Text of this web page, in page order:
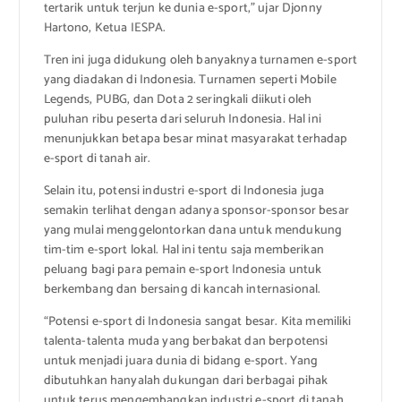
tertarik untuk terjun ke dunia e-sport,” ujar Djonny
Hartono, Ketua IESPA.
Tren ini juga didukung oleh banyaknya turnamen e-sport
yang diadakan di Indonesia. Turnamen seperti Mobile
Legends, PUBG, dan Dota 2 seringkali diikuti oleh
puluhan ribu peserta dari seluruh Indonesia. Hal ini
menunjukkan betapa besar minat masyarakat terhadap
e-sport di tanah air.
Selain itu, potensi industri e-sport di Indonesia juga
semakin terlihat dengan adanya sponsor-sponsor besar
yang mulai menggelontorkan dana untuk mendukung
tim-tim e-sport lokal. Hal ini tentu saja memberikan
peluang bagi para pemain e-sport Indonesia untuk
berkembang dan bersaing di kancah internasional.
“Potensi e-sport di Indonesia sangat besar. Kita memiliki
talenta-talenta muda yang berbakat dan berpotensi
untuk menjadi juara dunia di bidang e-sport. Yang
dibutuhkan hanyalah dukungan dari berbagai pihak